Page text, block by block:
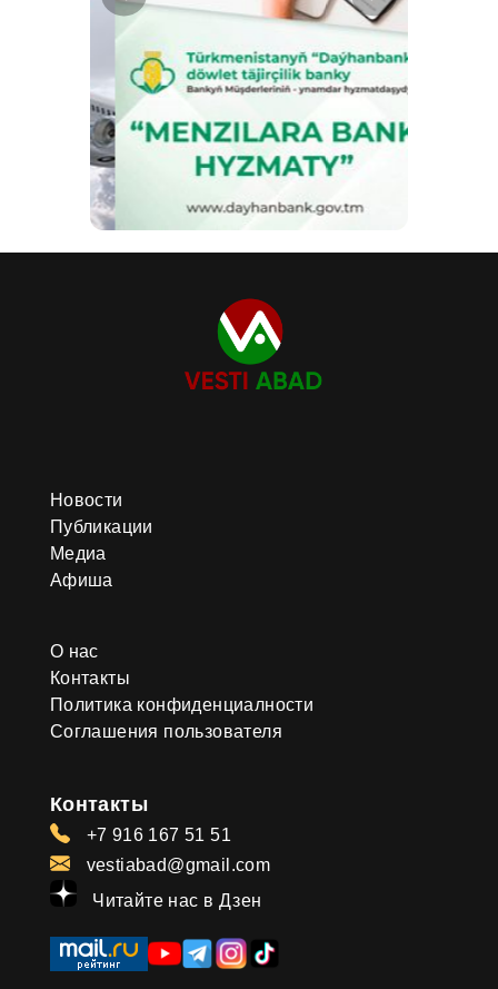
Новости
Публикации
Медиа
Афиша
О нас
Контакты
Политика конфиденциалности
Соглашения пользователя
Контакты
+7 916 167 51 51
vestiabad@gmail.com
Читайте нас в Дзен